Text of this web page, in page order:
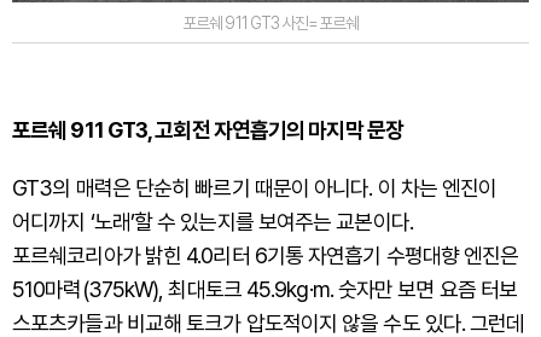
포르쉐 911 GT3 사진=포르쉐
포르쉐 911 GT3, 고회전 자연흡기의 마지막 문장
GT3의 매력은 단순히 빠르기 때문이 아니다. 이 차는 엔진이
어디까지 ‘노래’할 수 있는지를 보여주는 교본이다.
포르쉐코리아가 밝힌 4.0리터 6기통 자연흡기 수평대향 엔진은
510마력(375kW), 최대토크 45.9kg·m. 숫자만 보면 요즘 터보
스포츠카들과 비교해 토크가 압도적이지 않을 수도 있다. 그런데